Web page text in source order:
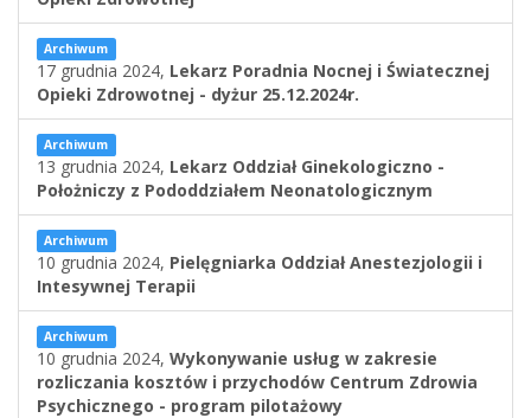
Archiwum
17 grudnia 2024, Lekarz Poradnia Nocnej i Światecznej
Opieki Zdrowotnej - dyżur 25.12.2024r.
Archiwum
13 grudnia 2024, Lekarz Oddział Ginekologiczno -
Położniczy z Pododdziałem Neonatologicznym
Archiwum
10 grudnia 2024, Pielęgniarka Oddział Anestezjologii i
Intesywnej Terapii
Archiwum
10 grudnia 2024, Wykonywanie usług w zakresie
rozliczania kosztów i przychodów Centrum Zdrowia
Psychicznego - program pilotażowy